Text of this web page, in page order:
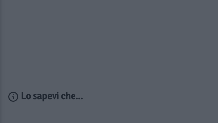
Lo sapevi che...